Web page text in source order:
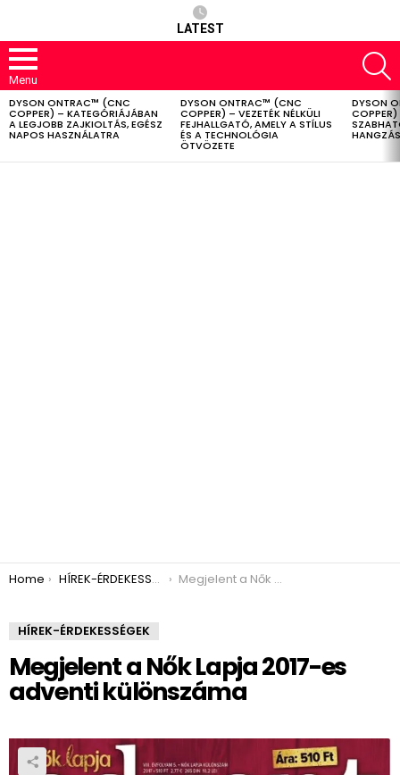
LATEST
Menu
LATEST
STORIES
DYSON ONTRAC™ (CNC
COPPER) – KATEGÓRIÁJÁBAN
A LEGJOBB ZAJKIOLTÁS, EGÉSZ
NAPOS HASZNÁLATRA
DYSON ONTRAC™ (CNC
COPPER) – VEZETÉK NÉLKÜLI
FEJHALLGATÓ, AMELY A STÍLUS
ÉS A TECHNOLÓGIA
ÖTVÖZETE
DYSON
COPPER)
You are here:
Home HÍREK-ÉRDEKESSÉGEK Megjelent a Nők Lapja 2017-es adventi különszáma
HÍREK-ÉRDEKESSÉGEK
Megjelent a Nők Lapja 2017-es
adventi különszáma